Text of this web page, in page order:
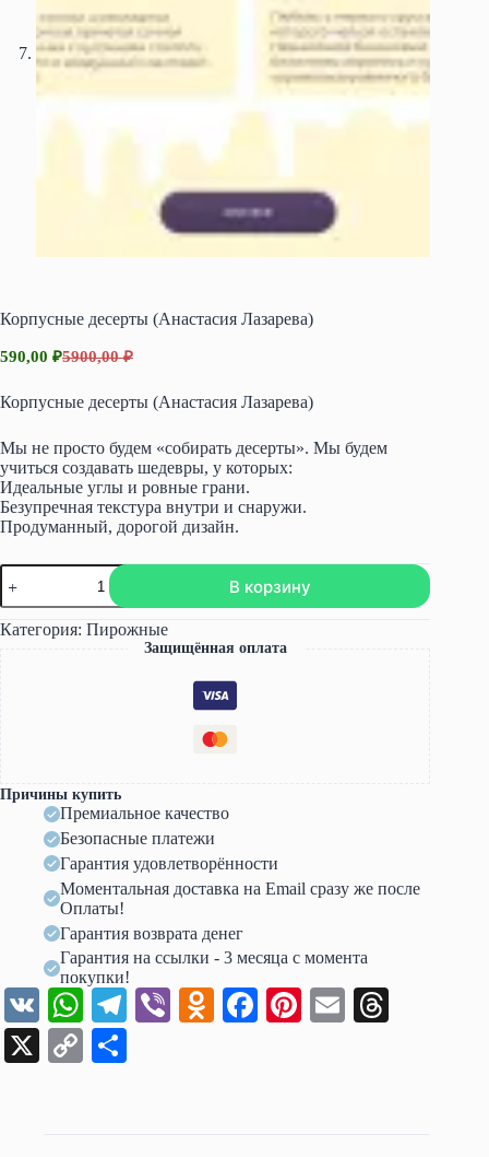
Корпусные десерты (Анастасия Лазарева)
5900,00₽
Первоначальная
составляла
590,00 ₽Текущая
590,00 ₽.
Корпусные десерты (Анастасия Лазарева)
Мы не просто будем «собирать десерты». Мы будем
учиться создавать шедевры, у которых:
Идеальные углы и ровные грани.
Безупречная текстура внутри и снаружи.
Продуманный, дорогой дизайн.
Количество
товара
Корпусные
десерты
В корзину
Категория: Пирожные
Защищённая оплата
Причины купить
Премиальное качество
Безопасные платежи
Гарантия удовлетворённости
Моментальная доставка на Email сразу же после
Оплаты!
Гарантия возврата денег
Гарантия на ссылки - 3 месяца с момента
покупки!
V
K
W
ha
ts
Te
Vi
O
Fa Pi
E
X
C